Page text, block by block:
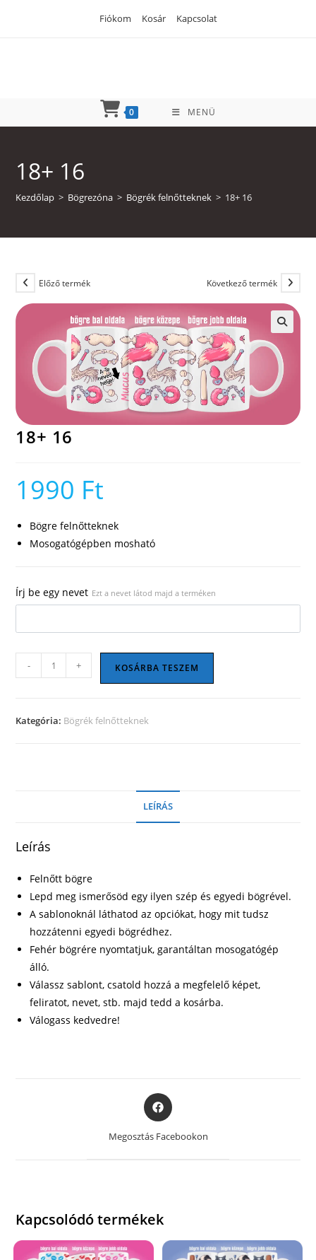
Fiókom Kosár Kapcsolat
0 MENÜ
18+ 16
Kezdőlap > Bögrezóna > Bögrék felnőtteknek > 18+ 16
Előző termék Következő termék
18+ 16
1990 Ft
Bögre felnőtteknek
Mosogatógépben mosható
Írj be egy nevet Ezt a nevet látod majd a terméken
16
- + KOSÁRBA TESZEM
Kategória: Bögrék felnőtteknek
LEÍRÁS
Leírás
Felnőtt bögre
Lepd meg ismerősöd egy ilyen szép és egyedi bögrével.
A sablonoknál láthatod az opciókat, hogy mit tudsz
hozzátenni egyedi bögrédhez.
Fehér bögrére nyomtatjuk, garantáltan mosogatógép
álló.
Válassz sablont, csatold hozzá a megfelelő képet,
feliratot, nevet, stb. majd tedd a kosárba.
Válogass kedvedre!
Opens
in
a
new
Megosztás Facebookon
Kapcsolódó termékek